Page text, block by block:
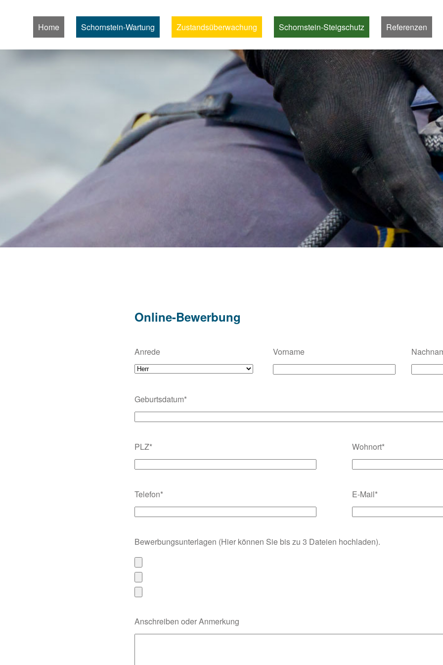
Home Schornstein-Wartung Zustandsüberwachung Schornstein-Steigschutz Referenzen
Online-Bewerbung
Anrede Vorname
Geburtsdatum*
PLZ* Wohnort*
Telefon* E-Mail*
Bewerbungsunterlagen (Hier können Sie bis zu 3 Dateien hochladen).
Anschreiben oder Anmerkung